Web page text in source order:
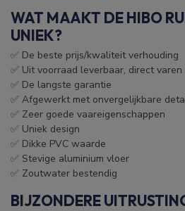
WAT MAAKT DE HIBO
UNIEK?
✅ De beste prijs/kwaliteit verhouding
✅ Uit voorraad leverbaar, direct varen
✅ De langste garantie
✅ Afgewerkt met onvergelijkbare
✅ Zeer goede vaareigenschappen
✅ Uniek design
✅ Dikke PVC waarde
✅ Stevige aluminium vloer
✅ Zoutwater bestendig
BIJZONDERE